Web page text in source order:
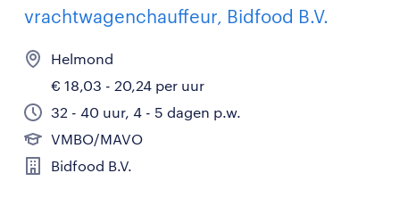
vrachtwagenchauffeur, Bidfood B.V.
Helmond
€ 18,03 - 20,24 per uur
32 - 40 uur, 4 - 5 dagen p.w.
VMBO/MAVO
Bidfood B.V.